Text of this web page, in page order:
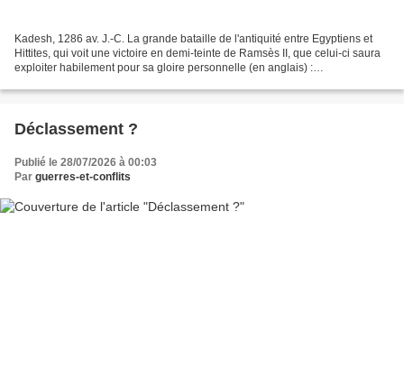
Kadesh, 1286 av. J.-C. La grande bataille de l'antiquité entre Egyptiens et
Hittites, qui voit une victoire en demi-teinte de Ramsès II, que celui-ci saura
exploiter habilement pour sa gloire personnelle (en anglais) :
Déclassement ?
Publié le 28/07/2026 à 00:03
Par guerres-et-conflits